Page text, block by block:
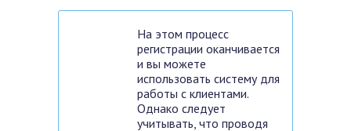
На этом процесс
регистрации оканчивается
и вы можете
использовать систему для
работы с клиентами.
Однако следует
учитывать, что проводя